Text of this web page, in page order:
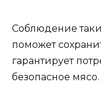
Соблюдение
поможет
гарантирует
безопасное мясо.